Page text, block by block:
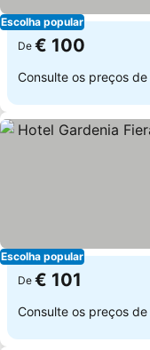
Escolha popular
De € 100
Consulte os preços de
Escolha popular
De € 101
Consulte os preços de